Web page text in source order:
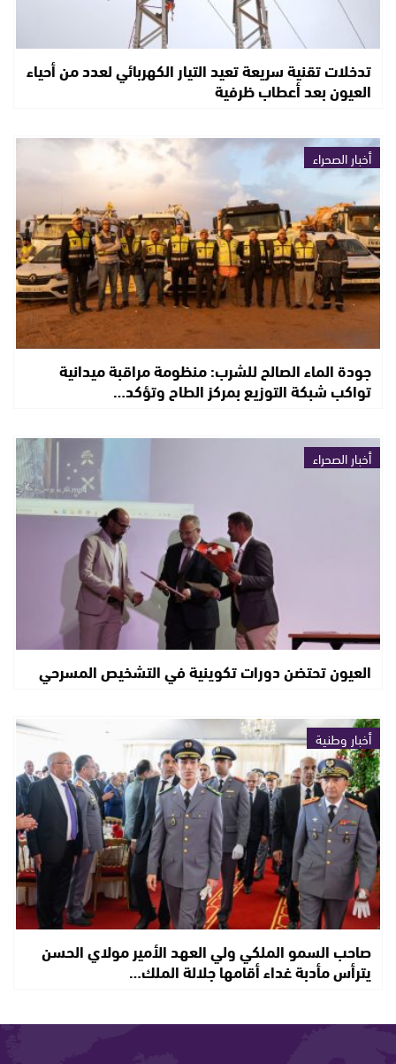
تدخلات تقنية سريعة تعيد التيار الكهربائي لعدد من أحياء
العيون بعد أعطاب ظرفية
أخبار الصحراء
جودة الماء الصالح للشرب: منظومة مراقبة ميدانية
تواكب شبكة التوزيع بمركز الطاح وتؤكد…
أخبار الصحراء
العيون تحتضن دورات تكوينية في التشخيص المسرحي
أخبار وطنية
صاحب السمو الملكي ولي العهد الأمير مولاي الحسن
يترأس مأدبة غداء أقامها جلالة الملك…